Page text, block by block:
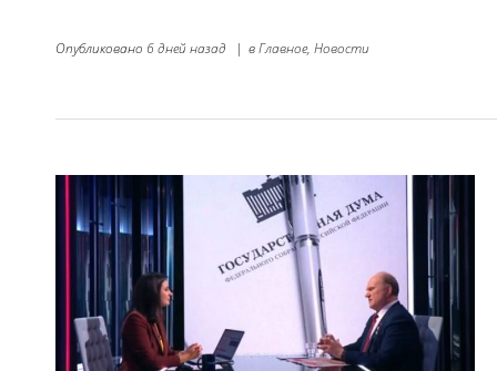
Опубликовано 6 дней назад | вГлавное, Новости